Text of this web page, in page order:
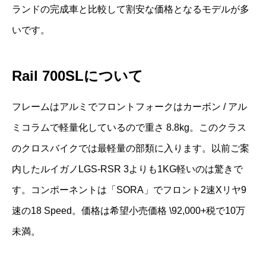
ランドの完成車と比較して割安な価格となるモデルが多
いです。
Rail 700SLについて
フレームはアルミでフロントフォークはカーボン / アル
ミコラムで軽量化しているので重さ 8.8kg。このクラス
のクロスバイクでは最軽量の部類に入ります。以前ご案
内したルイガノLGS-RSR 3よりも1KG軽いのは驚きで
す。コンポーネントは「SORA」でフロント2速Xリヤ9
速の18 Speed。価格は希望小売価格 \92,000+税で10万
未満。